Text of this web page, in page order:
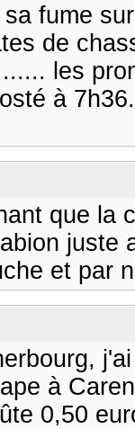
fume
de
les
à
que la
juste
et par
à
0,50